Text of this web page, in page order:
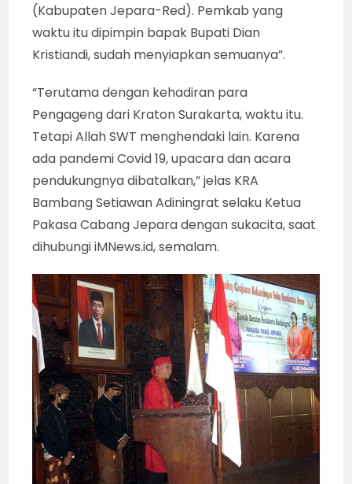
(Kabupaten Jepara-Red). Pemkab yang
waktu itu dipimpin bapak Bupati Dian
Kristiandi, sudah menyiapkan semuanya”.
“Terutama dengan kehadiran para
Pengageng dari Kraton Surakarta, waktu itu.
Tetapi Allah SWT menghendaki lain. Karena
ada pandemi Covid 19, upacara dan acara
pendukungnya dibatalkan,” jelas KRA
Bambang Setiawan Adiningrat selaku Ketua
Pakasa Cabang Jepara dengan sukacita, saat
dihubungi iMNews.id, semalam.